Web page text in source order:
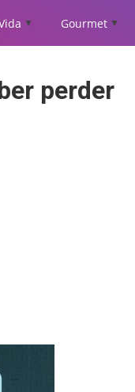
▲ Gourmet ▲
perder